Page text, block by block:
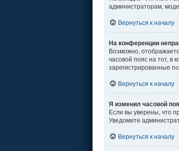
администраторам,
Вернуться к началу
На конференции
Возможно,
часовой пояс на тот, в
зарегистрированные
Вернуться к началу
Я изменил часовой
Если вы уверены, что
Уведомите
Вернуться к началу